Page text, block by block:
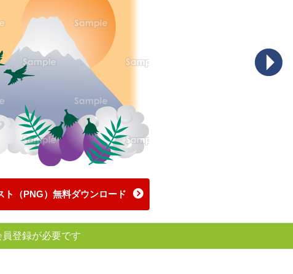
ト（PNG）無料ダウンロード
登録が必要です